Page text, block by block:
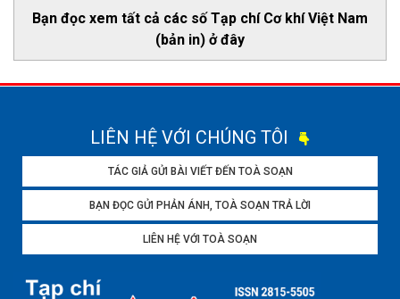
Bạn đọc xem tất cả các số Tạp chí Cơ khí Việt Nam
(bản in) ở đây
LIÊN HỆ VỚI CHÚNG TÔI
TÁC GIẢ GỬI BÀI VIẾT ĐẾN TOÀ SOẠN
BẠN ĐỌC GỬI PHẢN ÁNH, TOÀ SOẠN TRẢ LỜI
LIÊN HỆ VỚI TOÀ SOẠN